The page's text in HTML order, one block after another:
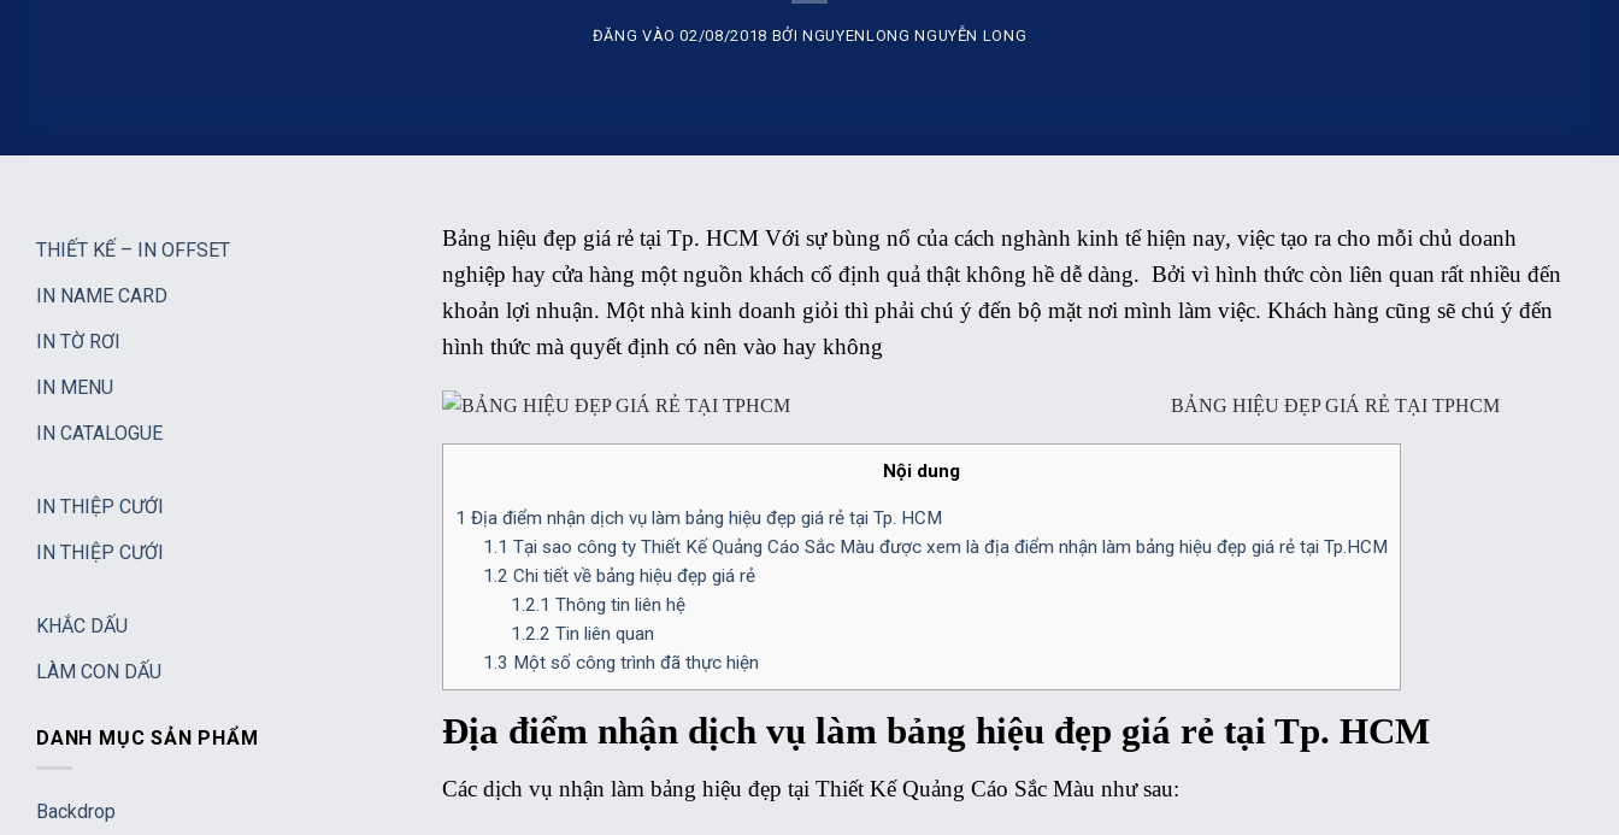
ĐĂNG VÀO02/08/2018 BỞINGUYENLONG NGUYỄN LONG
THIẾT KẾ – IN OFFSET
IN NAME CARD
IN TỜ RƠI
IN MENU
IN CATALOGUE
IN THIỆP CƯỚI
IN THIỆP CƯỚI
KHẮC DẤU
LÀM CON DẤU
DANH MỤC SẢN PHẨM
Backdrop
Bảng hiệu đẹp giá rẻ tại Tp. HCM Với sự bùng nổ của cách nghành kinh tế hiện nay, việc tạo ra cho mỗi chủ doanh
nghiệp hay cửa hàng một nguồn khách cố định quả thật không hề dễ dàng. Bởi vì hình thức còn liên quan rất nhiều đến
khoản lợi nhuận. Một nhà kinh doanh giỏi thì phải chú ý đến bộ mặt nơi mình làm việc. Khách hàng cũng sẽ chú ý đến
hình thức mà quyết định có nên vào hay không
BẢNG HIỆU ĐẸP GIÁ RẺ TẠI TPHCM
Nội dung
1 Địa điểm nhận dịch vụ làm bảng hiệu đẹp giá rẻ tại Tp. HCM
1.1 Tại sao công ty Thiết Kế Quảng Cáo Sắc Màu được xem là địa điểm nhận làm bảng hiệu đẹp giá rẻ tại Tp.HCM
1.2 Chi tiết về bảng hiệu đẹp giá rẻ
1.2.1 Thông tin liên hệ
1.2.2 Tin liên quan
1.3 Một số công trình đã thực hiện
Địa điểm nhận dịch vụ làm bảng hiệu đẹp giá rẻ tại Tp. HCM
Các dịch vụ nhận làm bảng hiệu đẹp tại Thiết Kế Quảng Cáo Sắc Màu như sau: